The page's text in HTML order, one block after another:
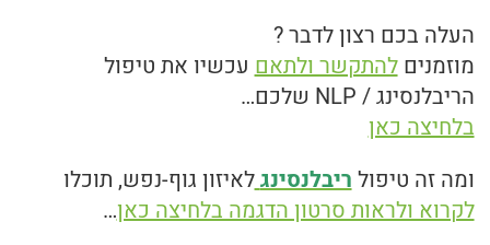
העלה בכם רצון לדבר ?
מוזמניםלהתקשר ולתאם עכשיו את טיפול
הריבלנסינג / NLP שלכם…
בלחיצה כאן
ומה זה טיפול ריבלנסינגלאיזון גוף-נפש, תוכלו
לקרוא ולראות סרטון הדגמה בלחיצה כאן…